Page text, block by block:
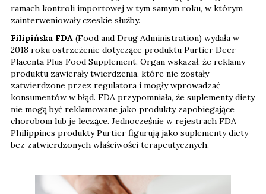
ramach kontroli importowej w tym samym roku, w którym
zainterweniowały czeskie służby.
Filipińska FDA (Food and Drug Administration) wydała w
2018 roku ostrzeżenie dotyczące produktu Purtier Deer
Placenta Plus Food Supplement. Organ wskazał, że reklamy
produktu zawierały twierdzenia, które nie zostały
zatwierdzone przez regulatora i mogły wprowadzać
konsumentów w błąd. FDA przypomniała, że suplementy diety
nie mogą być reklamowane jako produkty zapobiegające
chorobom lub je leczące. Jednocześnie w rejestrach FDA
Philippines produkty Purtier figurują jako suplementy diety
bez zatwierdzonych właściwości terapeutycznych.